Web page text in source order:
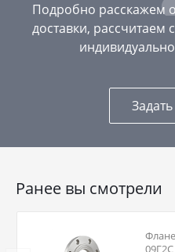
Подробно расскажем
доставки, рассчитаем
Ранее вы смотрели